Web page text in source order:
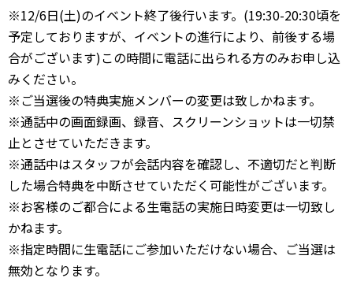
※12/6日(土)のイベント終了後行います。(19:30-20:30頃を
予定しておりますが、イベントの進行により、前後する場
合がございます)この時間に電話に出られる方のみお申し込
みください。
※ご当選後の特典実施メンバーの変更は致しかねます。
※通話中の画面録画、録音、スクリーンショットは一切禁
止とさせていただきます。
※通話中はスタッフが会話内容を確認し、不適切だと判断
した場合特典を中断させていただく可能性がございます。
※お客様のご都合による生電話の実施日時変更は一切致し
かねます。
※指定時間に生電話にご参加いただけない場合、ご当選は
無効となります。